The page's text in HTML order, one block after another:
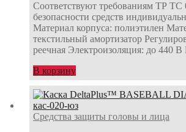
Соответствуют требованиям ТР ТС
безопасности средств
Материал корпуса: полиэтилен
текстильный амортизатор
реечная Электроизоляция: до 440
В корзину
Средства защиты головы и лица